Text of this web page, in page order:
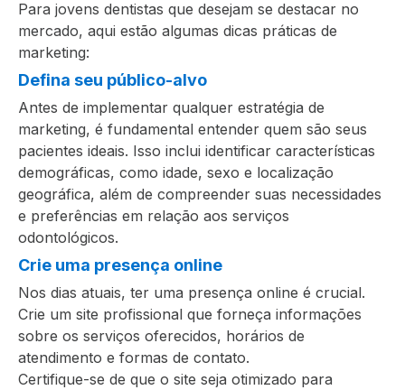
Para jovens dentistas que desejam se destacar no
mercado, aqui estão algumas dicas práticas de
marketing:
Defina seu público-alvo
Antes de implementar qualquer estratégia de
marketing, é fundamental entender quem são seus
pacientes ideais. Isso inclui identificar características
demográficas, como idade, sexo e localização
geográfica, além de compreender suas necessidades
e preferências em relação aos serviços
odontológicos.
Crie uma presença online
Nos dias atuais, ter uma presença online é crucial.
Crie um site profissional que forneça informações
sobre os serviços oferecidos, horários de
atendimento e formas de contato.
Certifique-se de que o site seja otimizado para